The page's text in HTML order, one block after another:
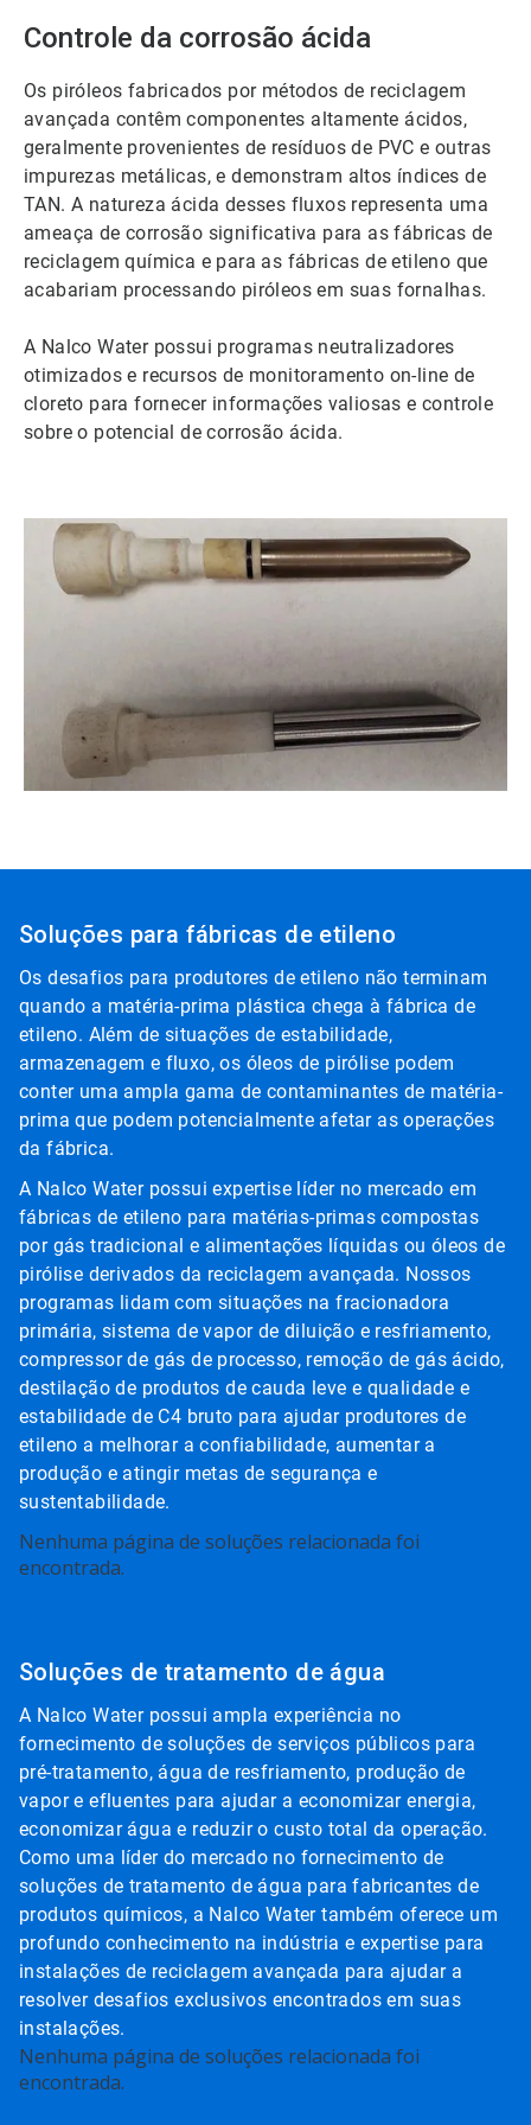
Controle da corrosão ácida
Os piróleos fabricados por métodos de reciclagem
avançada contêm componentes altamente ácidos,
geralmente provenientes de resíduos de PVC e outras
impurezas metálicas, e demonstram altos índices de
TAN. A natureza ácida desses fluxos representa uma
ameaça de corrosão significativa para as fábricas de
reciclagem química e para as fábricas de etileno que
acabariam processando piróleos em suas fornalhas.
A Nalco Water possui programas neutralizadores
otimizados e recursos de monitoramento on-line de
cloreto para fornecer informações valiosas e controle
sobre o potencial de corrosão ácida.
Soluções para fábricas de etileno
Os desafios para produtores de etileno não terminam
quando a matéria-prima plástica chega à fábrica de
etileno. Além de situações de estabilidade,
armazenagem e fluxo, os óleos de pirólise podem
conter uma ampla gama de contaminantes de matéria-
prima que podem potencialmente afetar as operações
da fábrica.
A Nalco Water possui expertise líder no mercado em
fábricas de etileno para matérias-primas compostas
por gás tradicional e alimentações líquidas ou óleos de
pirólise derivados da reciclagem avançada. Nossos
programas lidam com situações na fracionadora
primária, sistema de vapor de diluição e resfriamento,
compressor de gás de processo, remoção de gás ácido,
destilação de produtos de cauda leve e qualidade e
estabilidade de C4 bruto para ajudar produtores de
etileno a melhorar a confiabilidade, aumentar a
produção e atingir metas de segurança e
sustentabilidade.
Isto
é
botões
e
"Anterior"
para
navegar,
ou
pule
para
slide
clicando
nos
pontos.
Nenhuma página de soluções relacionada foi
encontrada.
Soluções de tratamento de água
A Nalco Water possui ampla experiência no
fornecimento de soluções de serviços públicos para
pré-tratamento, água de resfriamento, produção de
vapor e efluentes para ajudar a economizar energia,
economizar água e reduzir o custo total da operação.
Como uma líder do mercado no fornecimento de
soluções de tratamento de água para fabricantes de
produtos químicos, a Nalco Water também oferece um
profundo conhecimento na indústria e expertise para
instalações de reciclagem avançada para ajudar a
resolver desafios exclusivos encontrados em suas
instalações.
Isto
é
Nenhuma página de soluções relacionada foi
encontrada.